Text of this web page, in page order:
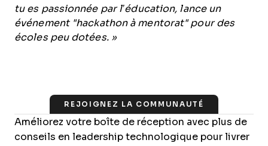
tu es passionnée par l’éducation, lance un
événement "hackathon à mentorat" pour des
écoles peu dotées. »
REJOIGNEZ LA COMMUNAUTÉ
Améliorez votre boîte de réception avec plus de
conseils en leadership technologique pour livrer